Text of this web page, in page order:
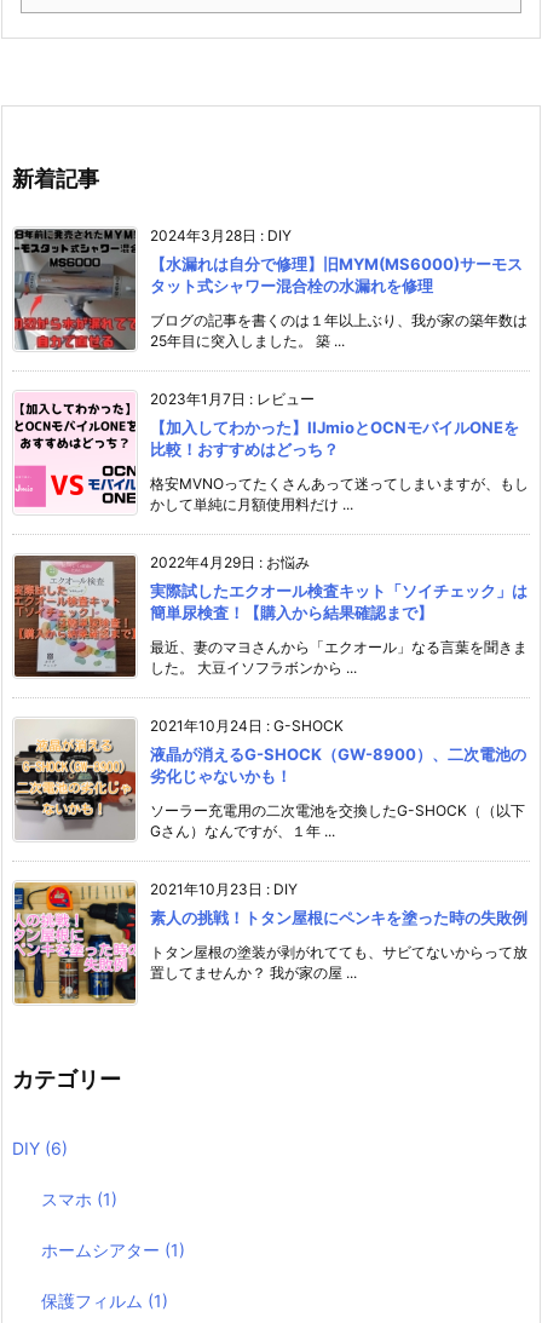
新着記事
2024年3月28日 : DIY
【水漏れは自分で修理】旧MYM(MS6000)サーモス
タット式シャワー混合栓の水漏れを修理
ブログの記事を書くのは１年以上ぶり、我が家の築年数は
25年目に突入しました。 築 ...
2023年1月7日 : レビュー
【加入してわかった】IIJmioとOCNモバイルONEを
比較！おすすめはどっち？
格安MVNOってたくさんあって迷ってしまいますが、もし
かして単純に月額使用料だけ ...
2022年4月29日 : お悩み
実際試したエクオール検査キット「ソイチェック」は
簡単尿検査！【購入から結果確認まで】
最近、妻のマヨさんから「エクオール」なる言葉を聞きま
した。 大豆イソフラボンから ...
2021年10月24日 : G-SHOCK
液晶が消えるG-SHOCK（GW-8900）、二次電池の
劣化じゃないかも！
ソーラー充電用の二次電池を交換したG-SHOCK（（以下
Gさん）なんですが、１年 ...
2021年10月23日 : DIY
素人の挑戦！トタン屋根にペンキを塗った時の失敗例
トタン屋根の塗装が剥がれてても、サビてないからって放
置してませんか？ 我が家の屋 ...
カテゴリー
DIY (6)
スマホ (1)
ホームシアター (1)
保護フィルム (1)